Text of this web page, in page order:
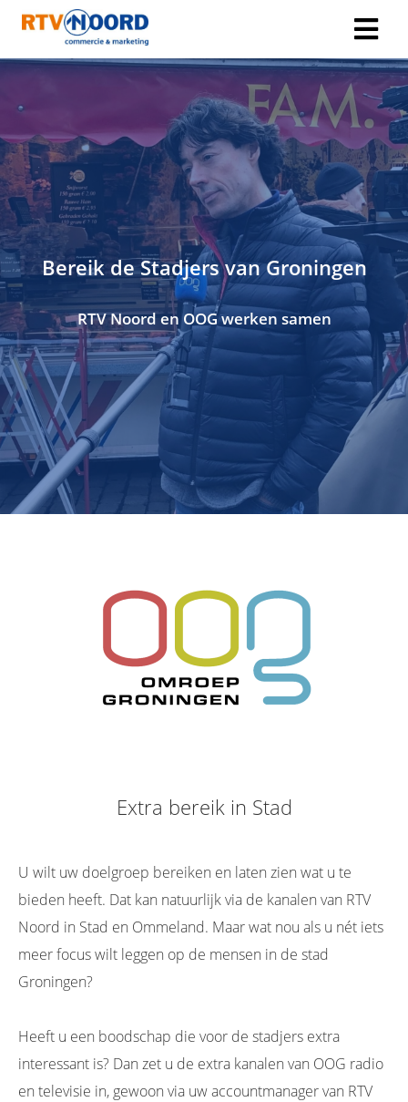
Bereik de Stadjers van Groningen
RTV Noord en OOG werken samen
Extra bereik in Stad
U wilt uw doelgroep bereiken en laten zien wat u te
bieden heeft. Dat kan natuurlijk via de kanalen van RTV
Noord in Stad en Ommeland. Maar wat nou als u nét iets
meer focus wilt leggen op de mensen in de stad
Groningen?
Heeft u een boodschap die voor de stadjers extra
interessant is? Dan zet u de extra kanalen van OOG radio
en televisie in, gewoon via uw accountmanager van RTV